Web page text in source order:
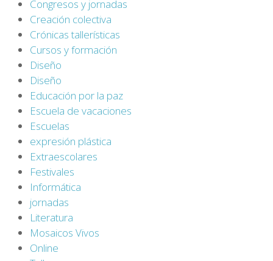
Congresos y jornadas
Creación colectiva
Crónicas tallerísticas
Cursos y formación
Diseño
Diseño
Educación por la paz
Escuela de vacaciones
Escuelas
expresión plástica
Extraescolares
Festivales
Informática
jornadas
Literatura
Mosaicos Vivos
Online